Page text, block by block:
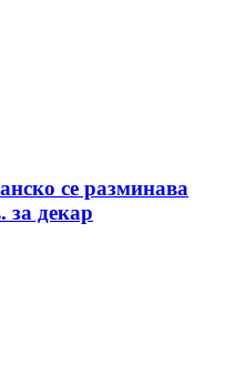
се разминава
за декар